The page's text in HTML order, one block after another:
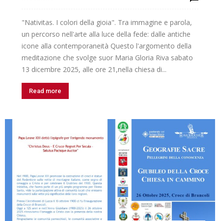
"Nativitas. I colori della gioia". Tra immagine e parola,
un percorso nell'arte alla luce della fede: dalle antiche
icone alla contemporaneità Questo l'argomento della
meditazione che svolge suor Maria Gloria Riva sabato
13 dicembre 2025, alle ore 21,nella chiesa di...
Read more